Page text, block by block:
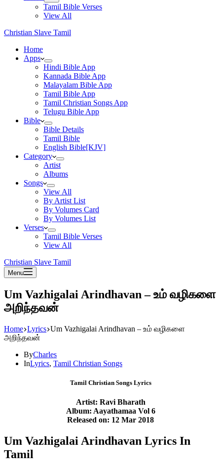
Tamil Bible Verses
View All
Christian Slave Tamil
Home
Apps
Hindi Bible App
Kannada Bible App
Malayalam Bible App
Tamil Bible App
Tamil Christian Songs App
Telugu Bible App
Bible
Bible Details
Tamil Bible
English Bible[KJV]
Category
Artist
Albums
Songs
View All
By Artist List
By Volumes Card
By Volumes List
Verses
Tamil Bible Verses
View All
Christian Slave Tamil
Menu
Um Vazhigalai Arindhavan – உம் வழிகளை
அறிந்தவன்
Home Lyrics Um Vazhigalai Arindhavan – உம் வழிகளை
அறிந்தவன்
ByCharles
InLyrics, Tamil Christian Songs
Tamil Christian Songs Lyrics
Artist: Ravi Bharath
Album: Aayathamaa Vol 6
Released on: 12 Mar 2018
Um Vazhigalai Arindhavan Lyrics In
Tamil